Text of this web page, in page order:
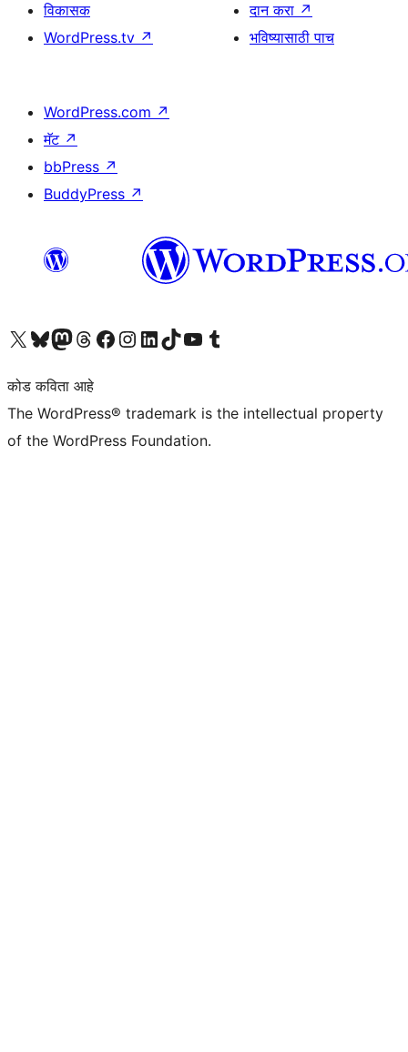
विकासक
WordPress.tv ↗
दान करा ↗
भविष्यासाठी पाच
WordPress.com ↗
मॅट ↗
bbPress ↗
BuddyPress ↗
आमच्या X (एक्स) (पूर्वीचे ट्विटर) खात्याला भेट द्या आमच्या ब्लूस्की खात्याला भेट द्या.आमच्या Mastodon खात्याला भेट द्या.आमच्या थ्रेड्स खात्याला भेट द्या. आमच्या फेसबुक पेजला भेट द्या आमच्या इंस्टाग्राम खात्याला भेट द्या आमच्या लिंक्डइन खात्याला भेट द्या आमच्या टिकटॉक अकाउंटला भेट द्या.आमच्या यूट्यूब चॅनेलला भेट द्या आमच्या टंबलर खात्याला भेट द्या.
कोड कविता आहे
The WordPress® trademark is the intellectual property
of the WordPress Foundation.